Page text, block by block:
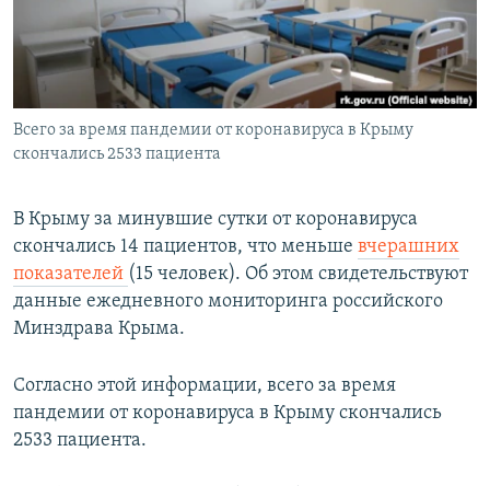
ПОБЕДИТЕЛЕЙ НЕ СУДЯТ?
КРЫМ.НЕПОКОРЕННЫЙ
ELIFBE
УКРАИНСКАЯ ПРОБЛЕМА КРЫМА
ПРИСОЕДИНЯЙТЕСЬ!
Все сайты RFE/RL
Всего за время пандемии от коронавируса в Крыму
скончались 2533 пациента
В Крыму за минувшие сутки от коронавируса
скончались 14 пациентов, что меньше вчерашних
показателей (15 человек). Об этом свидетельствуют
данные ежедневного мониторинга российского
Минздрава Крыма.
Согласно этой информации, всего за время
пандемии от коронавируса в Крыму скончались
2533 пациента.